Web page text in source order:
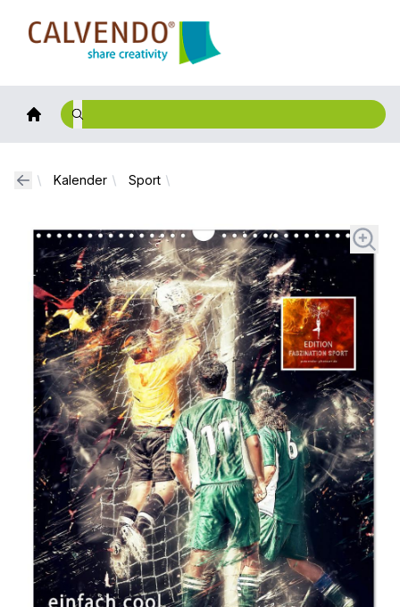
Calvendo
Kalender Sport